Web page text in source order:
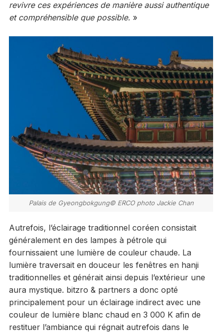
revivre ces expériences de manière aussi authentique
et compréhensible que possible. »
Palais de Gyeongbokgung© ERCO photo Jackie Chan
Autrefois, l’éclairage traditionnel coréen consistait
généralement en des lampes à pétrole qui
fournissaient une lumière de couleur chaude. La
lumière traversait en douceur les fenêtres en hanji
traditionnelles et générait ainsi depuis l’extérieur une
aura mystique. bitzro & partners a donc opté
principalement pour un éclairage indirect avec une
couleur de lumière blanc chaud en 3 000 K afin de
restituer l’ambiance qui régnait autrefois dans le